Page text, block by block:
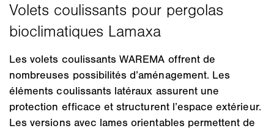
Les volets coulissants WAREMA offrent de
nombreuses possibilités d’aménagement. Les
éléments coulissants latéraux assurent une
protection efficace et structurent l’espace extérieur.
Les versions avec lames orientables permettent de